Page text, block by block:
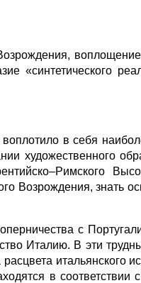
«синтетического
в себя
художественного
Возрождения, знать
с
Италию. В эти
итальянского
в